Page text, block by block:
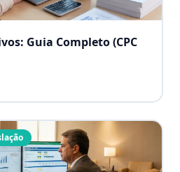
Guia Completo (CPC